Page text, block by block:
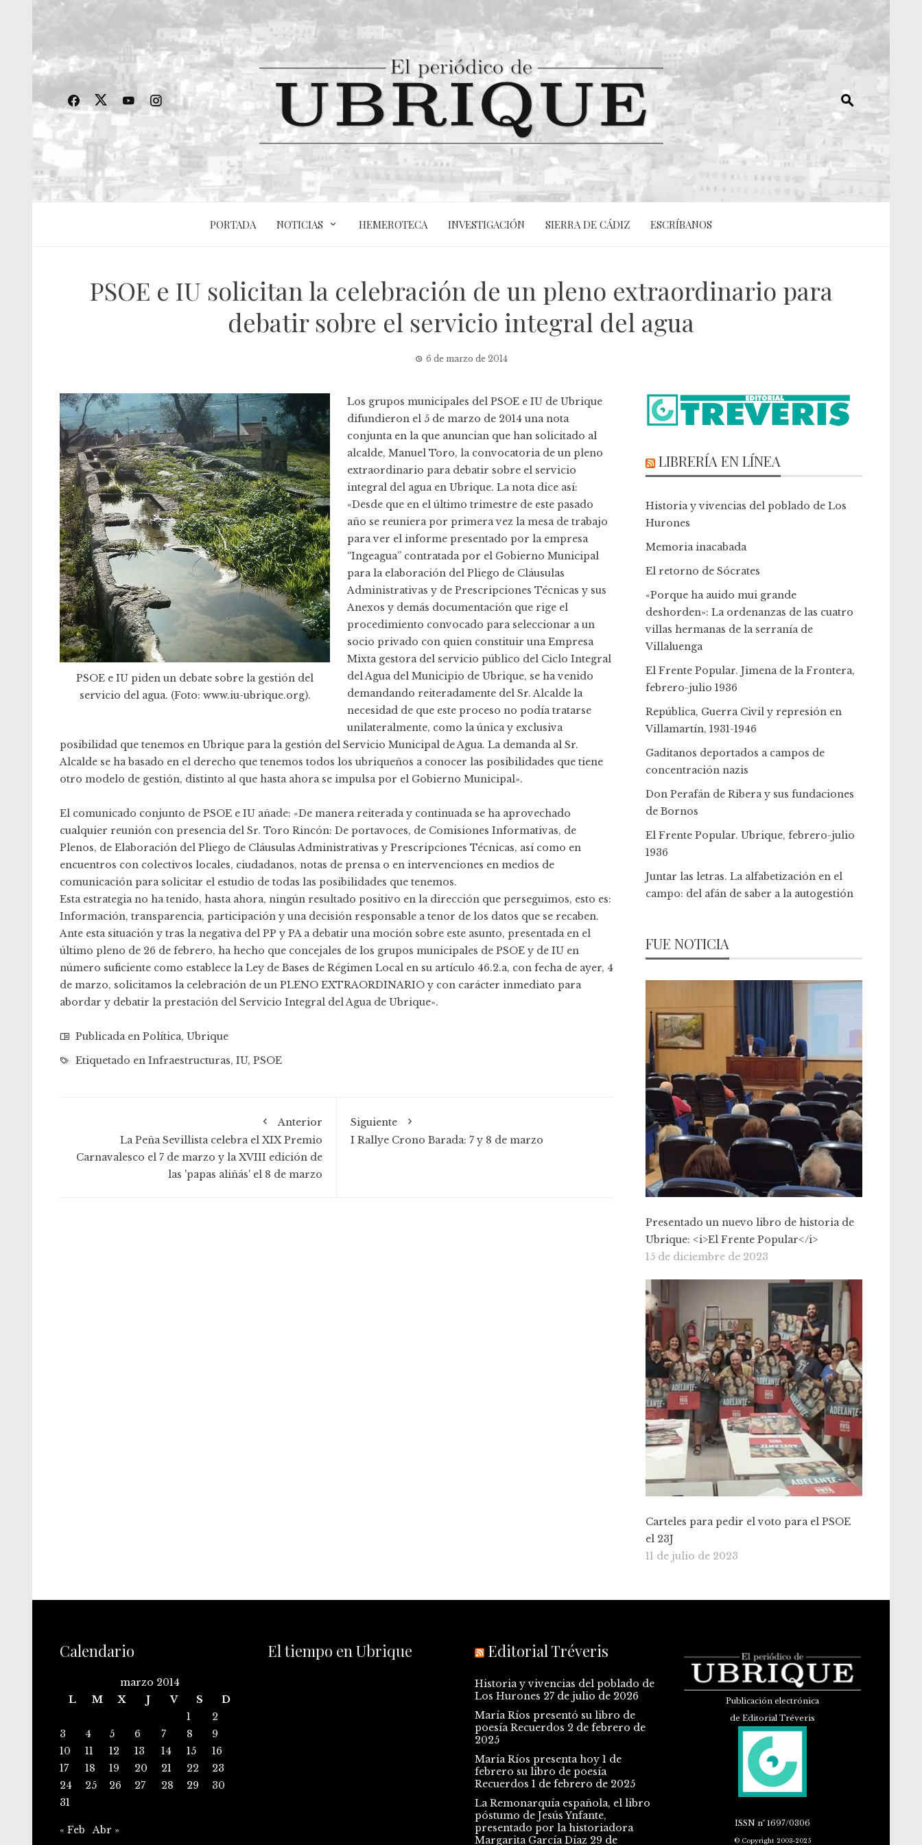
PORTADA NOTICIAS HEMEROTECA INVESTIGACIÓN SIERRA DE CÁDIZ ESCRÍBANOS
PSOE e IU solicitan la celebración de un pleno extraordinario para
debatir sobre el servicio integral del agua
6 de marzo de 2014
PSOE e IU piden un debate sobre la gestión del
servicio del agua. (Foto: www.iu-ubrique.org).
Los grupos municipales del PSOE e IU de Ubrique
difundieron el 5 de marzo de 2014 una nota
conjunta en la que anuncian que han solicitado al
alcalde, Manuel Toro, la convocatoria de un pleno
extraordinario para debatir sobre el servicio
integral del agua en Ubrique. La nota dice así:
«Desde que en el último trimestre de este pasado
año se reuniera por primera vez la mesa de trabajo
para ver el informe presentado por la empresa
“Ingeagua” contratada por el Gobierno Municipal
para la elaboración del Pliego de Cláusulas
Administrativas y de Prescripciones Técnicas y sus
Anexos y demás documentación que rige el
procedimiento convocado para seleccionar a un
socio privado con quien constituir una Empresa
Mixta gestora del servicio público del Ciclo Integral
del Agua del Municipio de Ubrique, se ha venido
demandando reiteradamente del Sr. Alcalde la
necesidad de que este proceso no podía tratarse
unilateralmente, como la única y exclusiva
posibilidad que tenemos en Ubrique para la gestión del Servicio Municipal de Agua. La demanda al Sr.
Alcalde se ha basado en el derecho que tenemos todos los ubriqueños a conocer las posibilidades que tiene
otro modelo de gestión, distinto al que hasta ahora se impulsa por el Gobierno Municipal».
El comunicado conjunto de PSOE e IU añade: «De manera reiterada y continuada se ha aprovechado
cualquier reunión con presencia del Sr. Toro Rincón: De portavoces, de Comisiones Informativas, de
Plenos, de Elaboración del Pliego de Cláusulas Administrativas y Prescripciones Técnicas, así como en
encuentros con colectivos locales, ciudadanos, notas de prensa o en intervenciones en medios de
comunicación para solicitar el estudio de todas las posibilidades que tenemos.
Esta estrategia no ha tenido, hasta ahora, ningún resultado positivo en la dirección que perseguimos, esto es:
Información, transparencia, participación y una decisión responsable a tenor de los datos que se recaben.
Ante esta situación y tras la negativa del PP y PA a debatir una moción sobre este asunto, presentada en el
último pleno de 26 de febrero, ha hecho que concejales de los grupos municipales de PSOE y de IU en
número suficiente como establece la Ley de Bases de Régimen Local en su artículo 46.2.a, con fecha de ayer, 4
de marzo, solicitamos la celebración de un PLENO EXTRAORDINARIO y con carácter inmediato para
abordar y debatir la prestación del Servicio Integral del Agua de Ubrique».
Publicada en Política, Ubrique
Etiquetado en Infraestructuras, IU, PSOE
Anterior
La Peña Sevillista celebra el XIX Premio
Carnavalesco el 7 de marzo y la XVIII edición de
las 'papas aliñás' el 8 de marzo
Siguiente
I Rallye Crono Barada: 7 y 8 de marzo
LIBRERÍA EN LÍNEA
Historia y vivencias del poblado de Los
Hurones
Memoria inacabada
El retorno de Sócrates
«Porque ha auido mui grande
deshorden»: La ordenanzas de las cuatro
villas hermanas de la serranía de
Villaluenga
El Frente Popular. Jimena de la Frontera,
febrero-julio 1936
República, Guerra Civil y represión en
Villamartín, 1931-1946
Gaditanos deportados a campos de
concentración nazis
Don Perafán de Ribera y sus fundaciones
de Bornos
El Frente Popular. Ubrique, febrero-julio
1936
Juntar las letras. La alfabetización en el
campo: del afán de saber a la autogestión
FUE NOTICIA
Presentado un nuevo libro de historia de
Ubrique: <i>El Frente Popular</i>
15 de diciembre de 2023
Carteles para pedir el voto para el PSOE
el 23J
11 de julio de 2023
Calendario
marzo 2014
L
M X J V S
D
1
2
3
4 5 6 7 8
9
10
11 12 13 14 15
16
17
18 19 20 21 22
23
24
25 26 27 28 29
30
31
« Feb Abr »
El tiempo en Ubrique Editorial Tréveris
Historia y vivencias del poblado de
Los Hurones 27 de julio de 2026
María Ríos presentó su libro de
poesía Recuerdos 2 de febrero de
2025
María Ríos presenta hoy 1 de
febrero su libro de poesía
Recuerdos 1 de febrero de 2025
La Remonarquía española, el libro
póstumo de Jesús Ynfante,
presentado por la historiadora
Margarita García Díaz 29 de
Publicación electrónica
de Editorial Tréveris
ISSNnº 1697/0306
© Copyright 2003-2025